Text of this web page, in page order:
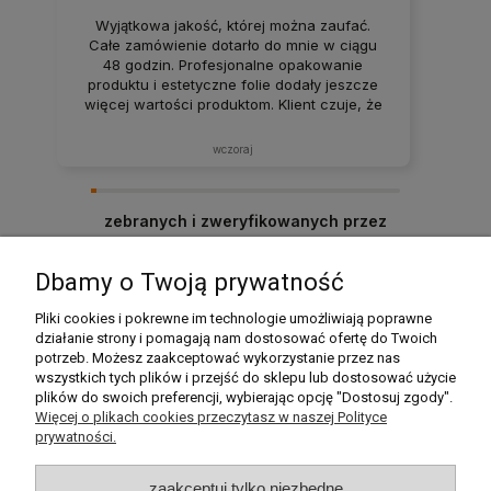
Wyjątkowa jakość, której można zaufać.
Całe zamówienie dotarło do mnie w ciągu
48 godzin. Profesjonalne opakowanie
produktu i estetyczne folie dodały jeszcze
więcej wartości produktom. Klient czuje, że
dania, które smakują jak z domowej kuchni.
przyjemność.
wczoraj
zebranych i zweryfikowanych przez
Moje konto
Płatności i dostawa
Informacje
Dbamy o Twoją prywatność
Pliki cookies i pokrewne im technologie umożliwiają poprawne
działanie strony i pomagają nam dostosować ofertę do Twoich
potrzeb. Możesz zaakceptować wykorzystanie przez nas
wszystkich tych plików i przejść do sklepu lub dostosować użycie
plików do swoich preferencji, wybierając opcję "Dostosuj zgody".
Więcej o plikach cookies przeczytasz w naszej Polityce
prywatności.